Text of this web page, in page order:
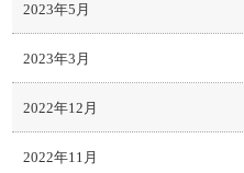
2023年5月
2023年3月
2022年12月
2022年11月